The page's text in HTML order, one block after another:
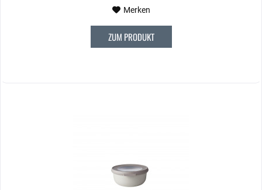
Merken
ZUM PRODUKT